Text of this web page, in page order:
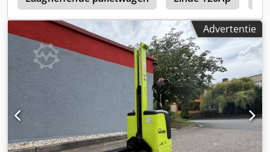
Advertentie